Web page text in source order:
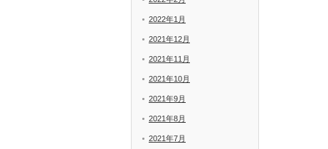
2022年1月
2021年12月
2021年11月
2021年10月
2021年9月
2021年8月
2021年7月